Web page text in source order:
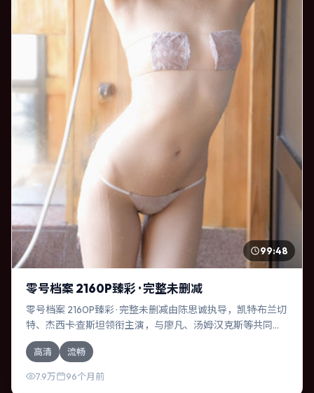
99:48
零号档案 2160P臻彩 · 完整未删减
零号档案 2160P臻彩 · 完整未删减由陈思诚执导，凯特·布兰切
特、杰西卡·查斯坦领衔主演，与廖凡、汤姆·汉克斯等共同演
绎。本片为喜剧类型，主要班底与取景来自日本。人工智能
介入司法审判，人性边界遭遇拷问。影片整体气质压抑，节
奏紧凑，人物动机清晰，适合喜欢强情节与细腻表演的观
高清 流畅
7.9万 96个月前